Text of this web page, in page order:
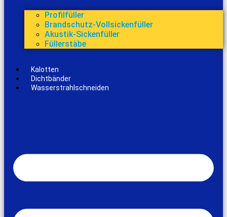
Profilfüller
Brandschutz-Vollsickenfüller
Akustik-Sickenfüller
Füllerstäbe
Kalotten
Dichtbänder
Wasserstrahlschneiden